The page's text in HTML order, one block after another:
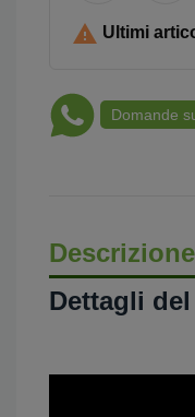
 Ultimi
Domande
Descrizione
Dettagli